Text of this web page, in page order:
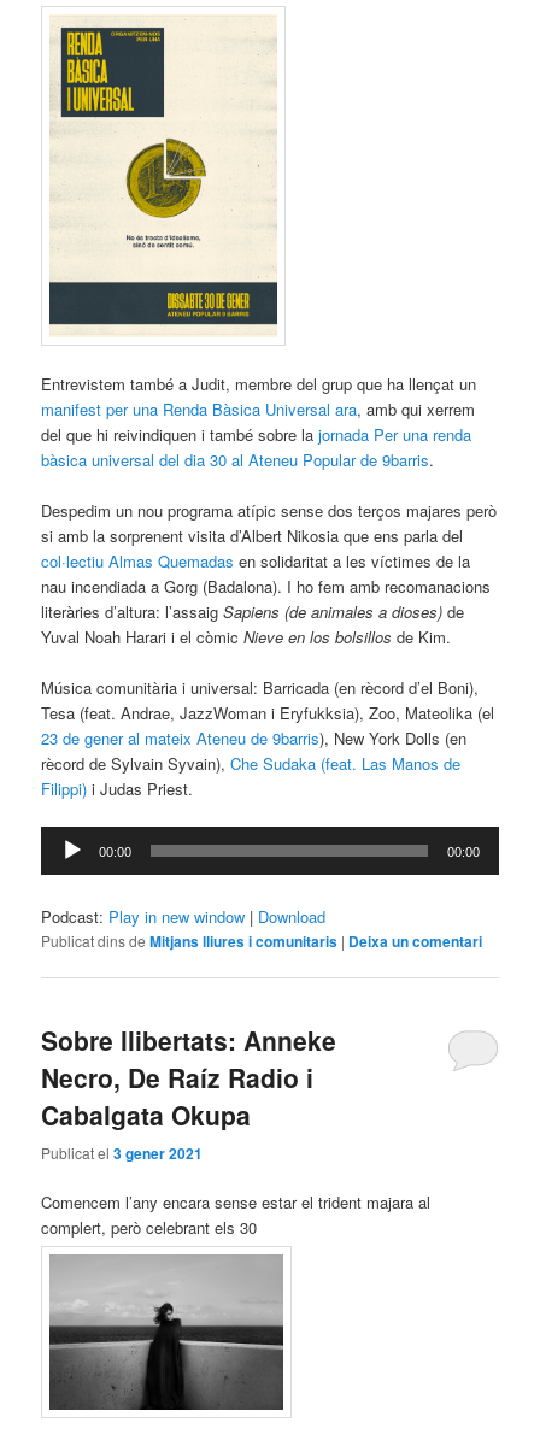
Entrevistem també a Judit, membre del grup que ha llençat un
manifest per una Renda Bàsica Universal ara, amb qui xerrem
del que hi reivindiquen i també sobre lajornada Per una renda
bàsica universal del dia 30 al Ateneu Popular de 9barris.
Despedim un nou programa atípic sense dos terços majares però
si amb la sorprenent visita d’Albert Nikosia que ens parla del
col·lectiu Almas Quemadas en solidaritat a les víctimes de la
nau incendiada a Gorg (Badalona). I ho fem amb recomanacions
literàries d’altura: l’assaigSapiens(de animales a dioses) de
Yuval Noah Harari i el còmicNieve en los bolsillos de Kim.
Música comunitària i universal: Barricada (en rècord d’el Boni),
Tesa (feat. Andrae, JazzWoman i Eryfukksia), Zoo, Mateolika (el
23 de gener al mateix Ateneu de 9barris), New York Dolls (en
rècord de Sylvain Syvain),Che Sudaka (feat. Las Manos de
Filippi) i Judas Priest.
Reproductor
d'àudio
00:00 00:00
Podcast: Play in new window | Download
Publicat dins de Mitjans lliures i comunitaris | Deixa un comentari
Sobre llibertats: Anneke
Necro, De Raíz Radio i
Cabalgata Okupa
Publicat el3 gener 2021
Comencem l’any encara sense estar el trident majara al
complert, però celebrant els 30